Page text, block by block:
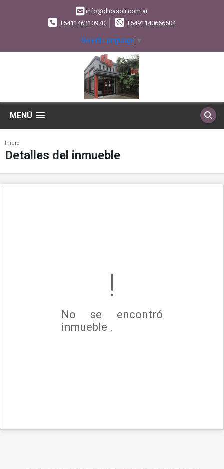
info@dicasoli.com.ar
+541146210970
+5491140666504
Select Language ▼
MENÚ
Inicio
Detalles del inmueble
No se encontró
inmueble .